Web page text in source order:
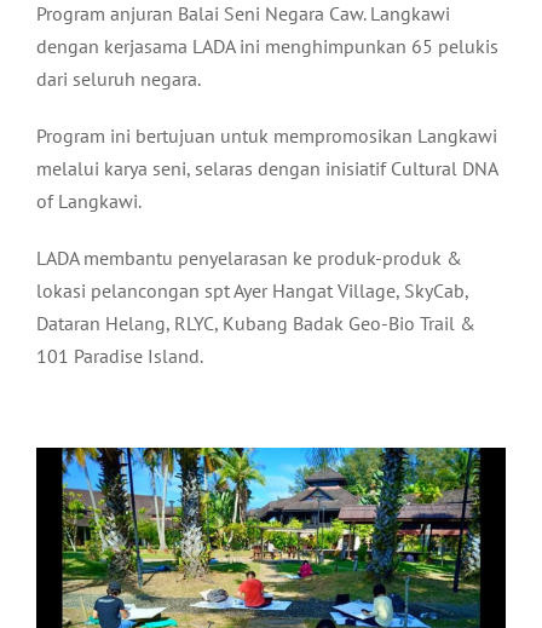
Program anjuran Balai Seni Negara Caw. Langkawi
dengan kerjasama LADA ini menghimpunkan 65 pelukis
dari seluruh negara.
Program ini bertujuan untuk mempromosikan Langkawi
melalui karya seni, selaras dengan inisiatif Cultural DNA
of Langkawi.
LADA membantu penyelarasan ke produk-produk &
lokasi pelancongan spt Ayer Hangat Village, SkyCab,
Dataran Helang, RLYC, Kubang Badak Geo-Bio Trail &
101 Paradise Island.